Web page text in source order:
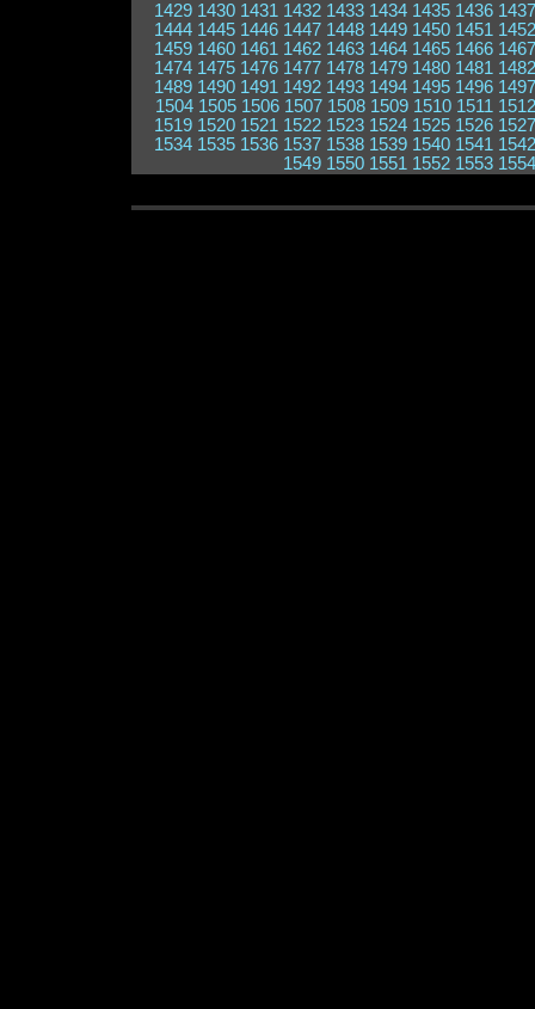
1429 1430 1431 1432 1433 1434 1435 1436 1437
1444 1445 1446 1447 1448 1449 1450 1451 1452
1459 1460 1461 1462 1463 1464 1465 1466 1467
1474 1475 1476 1477 1478 1479 1480 1481 1482
1489 1490 1491 1492 1493 1494 1495 1496 1497
1504 1505 1506 1507 1508 1509 1510 1511 1512
1519 1520 1521 1522 1523 1524 1525 1526 1527
1534 1535 1536 1537 1538 1539 1540 1541 1542
1549 1550 1551 1552 1553 1554